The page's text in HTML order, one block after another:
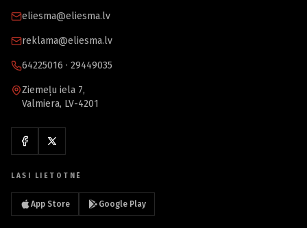
eliesma@eliesma.lv
reklama@eliesma.lv
64225016 · 29449035
Ziemeļu iela 7,
Valmiera, LV-4201
LASI LIETOTNĒ
App Store Google Play